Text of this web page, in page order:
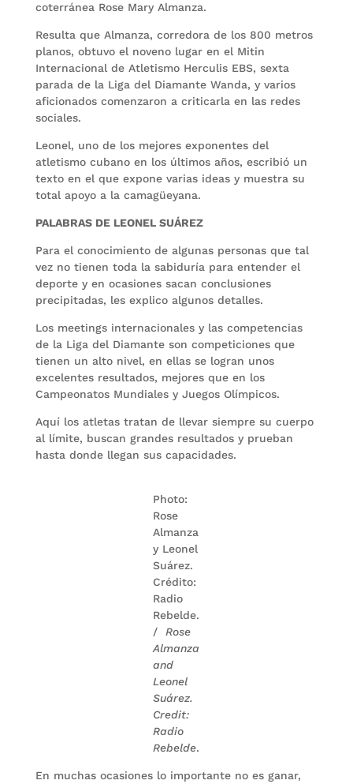
coterránea Rose Mary Almanza.
Resulta que Almanza, corredora de los 800 metros
planos, obtuvo el noveno lugar en el Mitin
Internacional de Atletismo Herculis EBS, sexta
parada de la Liga del Diamante Wanda, y varios
aficionados comenzaron a criticarla en las redes
sociales.
Leonel, uno de los mejores exponentes del
atletismo cubano en los últimos años, escribió un
texto en el que expone varias ideas y muestra su
total apoyo a la camagüeyana.
PALABRAS DE LEONEL SUÁREZ
Para el conocimiento de algunas personas que tal
vez no tienen toda la sabiduría para entender el
deporte y en ocasiones sacan conclusiones
precipitadas, les explico algunos detalles.
Los meetings internacionales y las competencias
de la Liga del Diamante son competiciones que
tienen un alto nivel, en ellas se logran unos
excelentes resultados, mejores que en los
Campeonatos Mundiales y Juegos Olímpicos.
Aquí los atletas tratan de llevar siempre su cuerpo
al límite, buscan grandes resultados y prueban
hasta donde llegan sus capacidades.
Photo:
Rose
Almanza
y Leonel
Suárez.
Crédito:
Radio
Rebelde.
/ Rose
Almanza
and
Leonel
Suárez.
Credit:
Radio
Rebelde.
En muchas ocasiones lo importante no es ganar,